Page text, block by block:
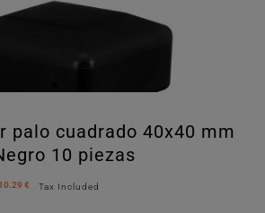
palo cuadrado 40x40 mm
10 piezas
10.29 €
Tax Included